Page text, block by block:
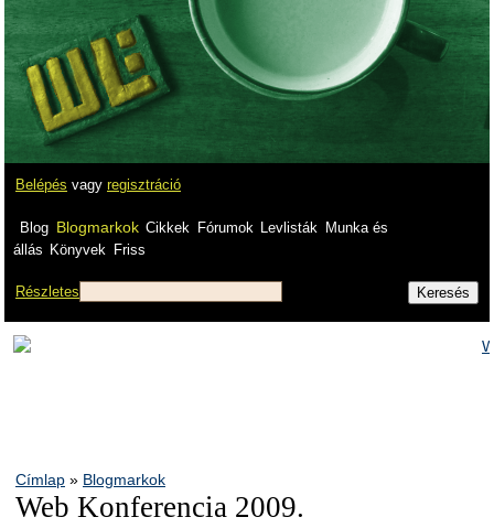
Belépés vagy regisztráció
Blog Blogmarkok Cikkek Fórumok Levlisták
Munka és
állás Könyvek Friss
Részletes
Címlap » Blogmarkok
Web Konferencia 2009.